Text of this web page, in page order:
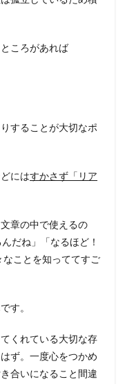
ころがあれば
することが大切なポ
にはすかさず「リア
章の中で使えるの
だね」「なるほど！
ことを知っててすご
す。
くれている大切な存
ず。一度心をつかめ
合いになること間違